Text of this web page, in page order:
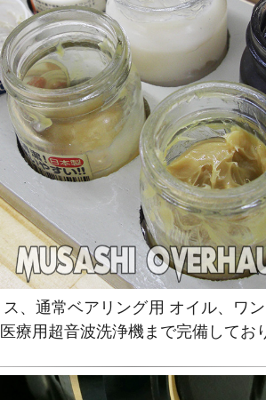
、通常ベアリング用 オイル、ワ
療用超音波洗浄機まで完備してお